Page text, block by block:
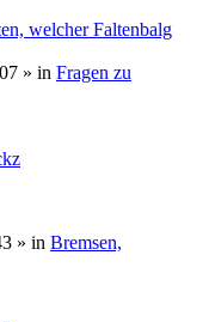
welcher Faltenbalg
» in Fragen zu
» in Bremsen,